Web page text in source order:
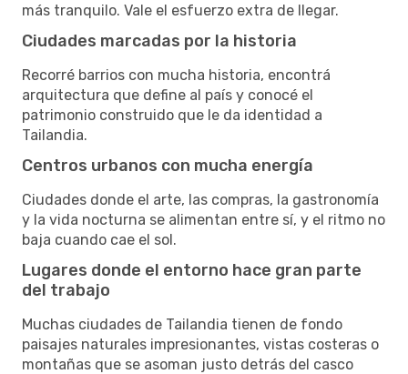
más tranquilo. Vale el esfuerzo extra de llegar.
Ciudades marcadas por la historia
Recorré barrios con mucha historia, encontrá
arquitectura que define al país y conocé el
patrimonio construido que le da identidad a
Tailandia.
Centros urbanos con mucha energía
Ciudades donde el arte, las compras, la gastronomía
y la vida nocturna se alimentan entre sí, y el ritmo no
baja cuando cae el sol.
Lugares donde el entorno hace gran parte
del trabajo
Muchas ciudades de Tailandia tienen de fondo
paisajes naturales impresionantes, vistas costeras o
montañas que se asoman justo detrás del casco